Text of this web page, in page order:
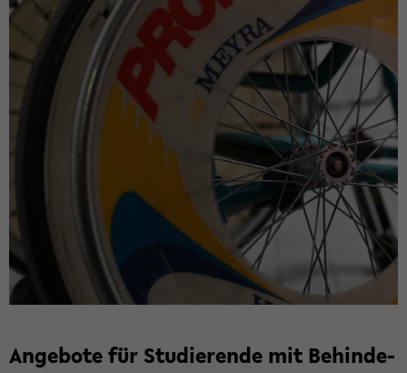
An­ge­bo­te für Stu­die­ren­de mit Be­hin­de­